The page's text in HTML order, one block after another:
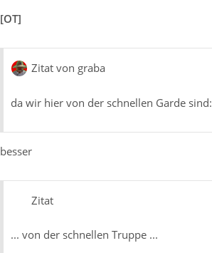
[OT]
Zitat von graba
da wir hier von der schnellen Garde sind:
besser
Zitat
... von der schnellen Truppe ...